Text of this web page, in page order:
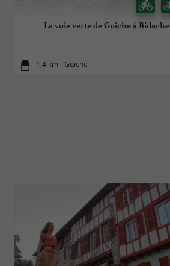
La voie verte de Guiche à Bidache
1,4 km - Guiche